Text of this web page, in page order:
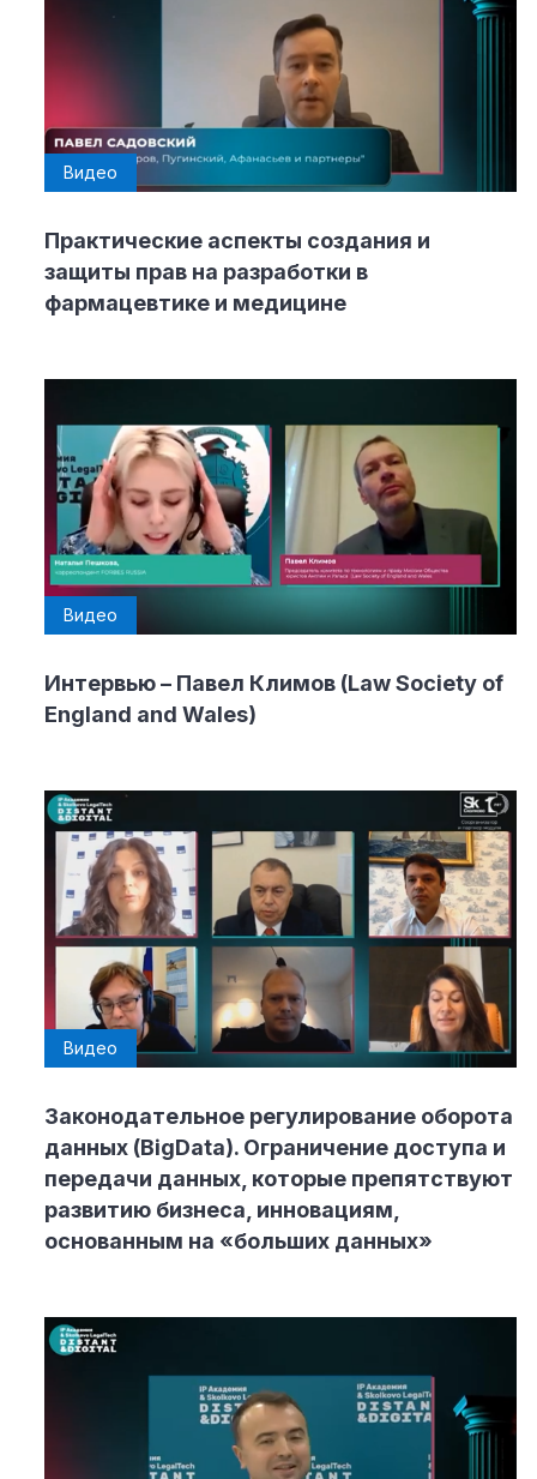
Видео
Практические аспекты создания и
защиты прав на разработки в
фармацевтике и медицине
Видео
Интервью – Павел Климов (Law Society of
England and Wales)
Видео
Законодательное регулирование оборота
данных (BigData). Ограничение доступа и
передачи данных, которые препятствуют
развитию бизнеса, инновациям,
основанным на «больших данных»